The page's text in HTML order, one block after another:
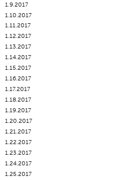
1.9.2017
1.10.2017
1.11.2017
1.12.2017
1.13.2017
1.14.2017
1.15.2017
1.16.2017
1.17.2017
1.18.2017
1.19.2017
1.20.2017
1.21.2017
1.22.2017
1.23.2017
1.24.2017
1.25.2017